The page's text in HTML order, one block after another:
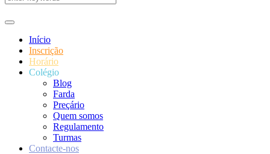
Início
Inscrição
Horário
Colégio
Blog
Farda
Preçário
Quem somos
Regulamento
Turmas
Contacte-nos